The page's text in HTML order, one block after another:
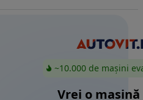
~10.000 de mașini
Vrei o mașină